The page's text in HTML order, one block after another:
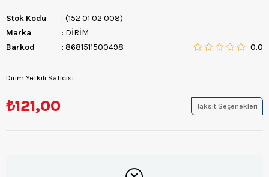
Stok Kodu
(152 01 02 008)
Marka
: DİRİM
Barkod
: 8681511500498 0.0
Dirim Yetkili Satıcısı
₺121,00 Taksit Seçenekleri